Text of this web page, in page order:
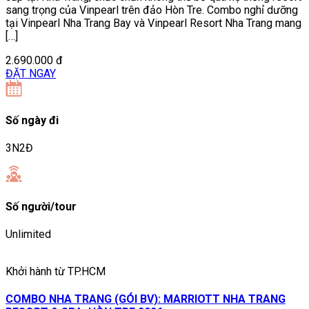
sang trọng của Vinpearl trên đảo Hòn Tre. Combo nghỉ dưỡng
tại Vinpearl Nha Trang Bay và Vinpearl Resort Nha Trang mang
[…]
2.690.000 đ
ĐẶT NGAY
Số ngày đi
3N2Đ
Số người/tour
Unlimited
Khởi hành từ TP.HCM
COMBO NHA TRANG (GÓI BV): MARRIOTT NHA TRANG